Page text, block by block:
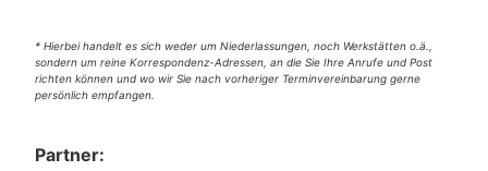
* Hierbei handelt es sich weder um Niederlassungen, noch Werkstätten o.ä.,
sondern um reine Korrespondenz-Adressen, an die Sie Ihre Anrufe und Post
richten können und wo wir Sie nach vorheriger Terminvereinbarung gerne
persönlich empfangen.
Partner: